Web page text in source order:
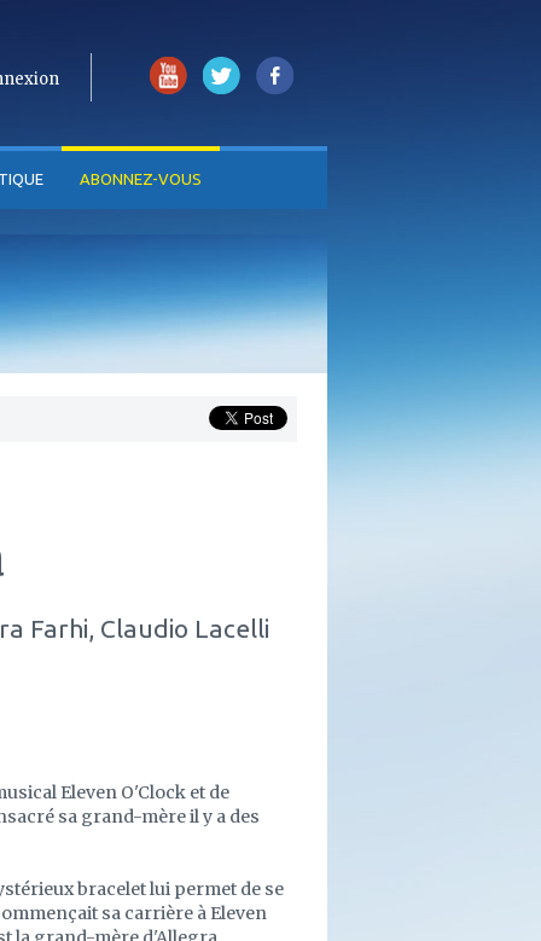
ABONNEZ-VOUS
Farhi, Claudio Lacelli
Eleven O'Clock et de
sa grand-mère il y a des
bracelet lui permet de se
sa carrière à Eleven